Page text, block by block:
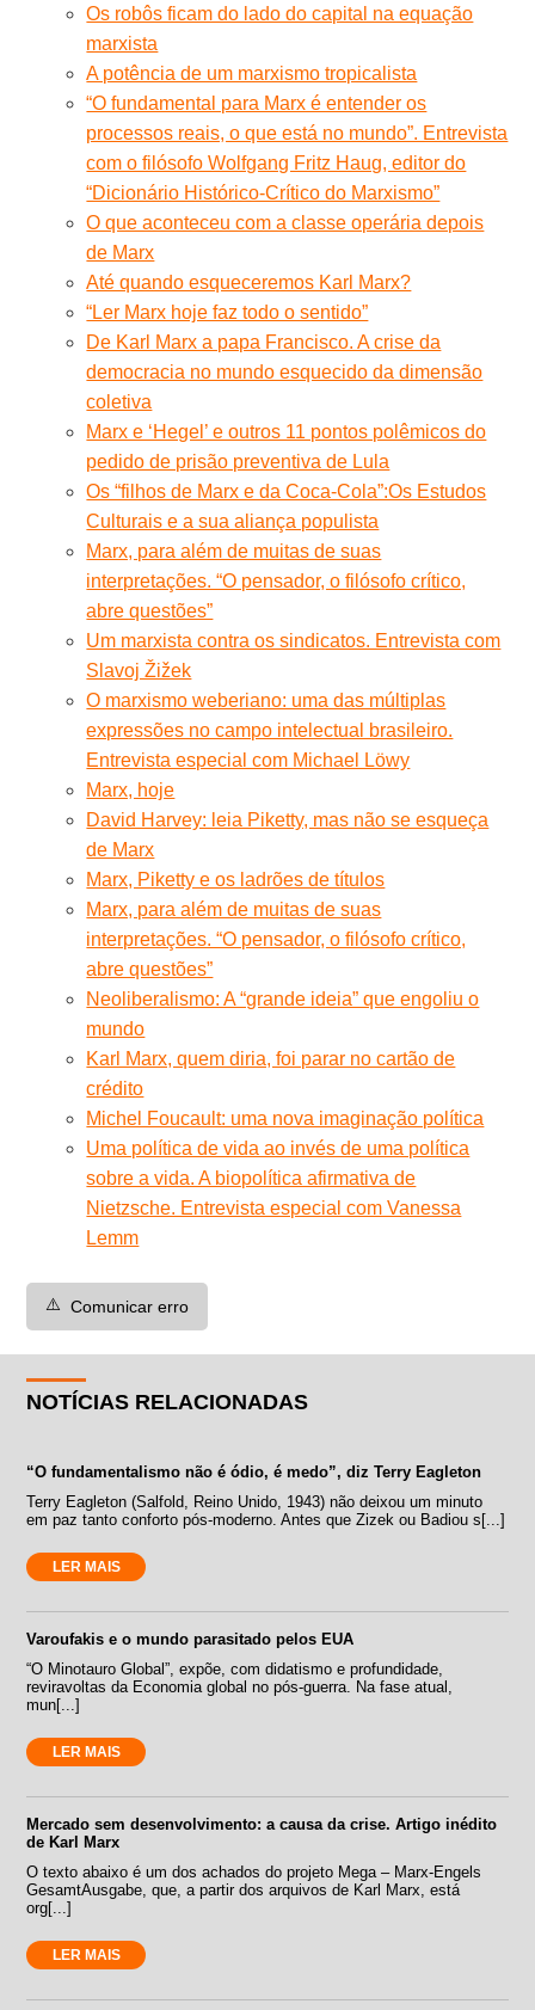
Os robôs ficam do lado do capital na equação
marxista
A potência de um marxismo tropicalista
“O fundamental para Marx é entender os
processos reais, o que está no mundo”. Entrevista
com o filósofo Wolfgang Fritz Haug, editor do
“Dicionário Histórico-Crítico do Marxismo”
O que aconteceu com a classe operária depois
de Marx
Até quando esqueceremos Karl Marx?
“Ler Marx hoje faz todo o sentido”
De Karl Marx a papa Francisco. A crise da
democracia no mundo esquecido da dimensão
coletiva
Marx e ‘Hegel’ e outros 11 pontos polêmicos do
pedido de prisão preventiva de Lula
Os “filhos de Marx e da Coca-Cola”:Os Estudos
Culturais e a sua aliança populista
Marx, para além de muitas de suas
interpretações. “O pensador, o filósofo crítico,
abre questões”
Um marxista contra os sindicatos. Entrevista com
Slavoj Žižek
O marxismo weberiano: uma das múltiplas
expressões no campo intelectual brasileiro.
Entrevista especial com Michael Löwy
Marx, hoje
David Harvey: leia Piketty, mas não se esqueça
de Marx
Marx, Piketty e os ladrões de títulos
Marx, para além de muitas de suas
interpretações. “O pensador, o filósofo crítico,
abre questões”
Neoliberalismo: A “grande ideia” que engoliu o
mundo
Karl Marx, quem diria, foi parar no cartão de
crédito
Michel Foucault: uma nova imaginação política
Uma política de vida ao invés de uma política
sobre a vida. A biopolítica afirmativa de
Nietzsche. Entrevista especial com Vanessa
Lemm
⚠️ Comunicar erro
NOTÍCIAS RELACIONADAS
“O fundamentalismo não é ódio, é medo”, diz Terry Eagleton
Terry Eagleton (Salfold, Reino Unido, 1943) não deixou um minuto
em paz tanto conforto pós-moderno. Antes que Zizek ou Badiou s[...]
LER MAIS
Varoufakis e o mundo parasitado pelos EUA
“O Minotauro Global”, expõe, com didatismo e profundidade,
reviravoltas da Economia global no pós-guerra. Na fase atual,
mun[...]
LER MAIS
Mercado sem desenvolvimento: a causa da crise. Artigo inédito
de Karl Marx
O texto abaixo é um dos achados do projeto Mega – Marx-Engels
GesamtAusgabe, que, a partir dos arquivos de Karl Marx, está
org[...]
LER MAIS